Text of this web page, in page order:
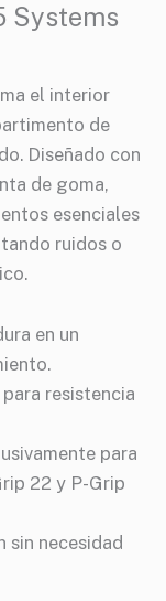
Systems
el interior
de
Diseñado con
de goma,
esenciales
ruidos o
en un
resistencia
para
22 y P-Grip
sin necesidad